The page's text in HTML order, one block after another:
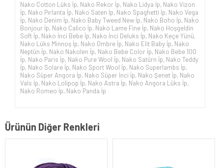
Nako Cotton Lüks İp, Nako Rekor İp, Nako Lidya İp, Nako Vizon
İp, Nako Pırlanta İp, Nako Saten İp, Nako Spaghetti İp, Nako Vega
İp, Nako Denim İp, Nako Baby Tweed New İp, Nako Boho İp, Nako
Bonjour İp, Nako Calico İp, Nako Lame Fine İp, Nako Hoşgeldin
Soft İp, Nako İnci Bebe İp, Nako İnci Deluks İp, Nako Keçe Yünü,
Nako Lüks Minnoş İp, Nako Ombre İp, Nako Elit Baby İp, Nako
Neptün İp, Nako Nakolen İp, Nako Bebe Color İp, Nako Bebe 100
İp, Nako Paris İp, Nako Pure Wool İp, Nako Satürn İp, Nako Teddy
İp, Nako Solare İp, Nako Sport Wool İp, Nako Superlambs İp,
Nako Süper Angora İp, Nako Süper İnci İp, Nako Şenet İp, Nako
Vals İp, Nako Lolipop İp, Nako Astra İp, Nako Angora Lüks İp,
Nako Romeo İp, Nako Panda İp
Ürünün Diğer Renkleri